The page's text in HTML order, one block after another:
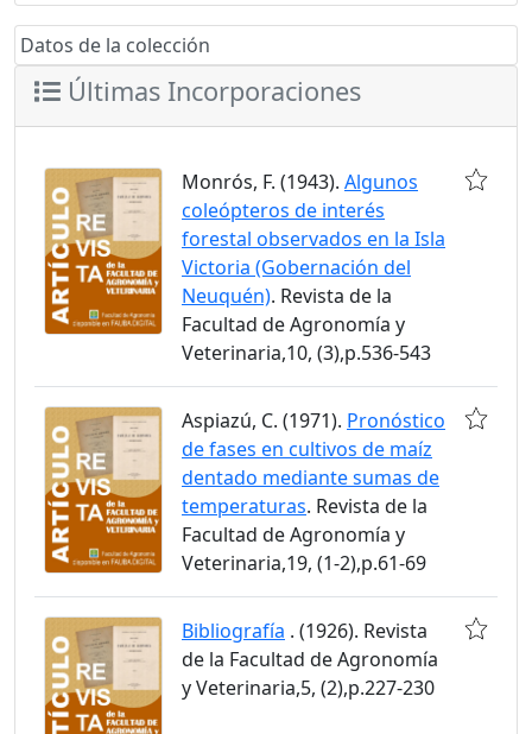
Datos de la colección
Últimas Incorporaciones
Monrós, F. (1943). Algunos
coleópteros de interés
forestal observados en la Isla
Victoria (Gobernación del
Neuquén). Revista de la
Facultad de Agronomía y
Veterinaria,10, (3),p.536-543
Aspiazú, C. (1971). Pronóstico
de fases en cultivos de maíz
dentado mediante sumas de
temperaturas. Revista de la
Facultad de Agronomía y
Veterinaria,19, (1-2),p.61-69
Bibliografía . (1926). Revista
de la Facultad de Agronomía
y Veterinaria,5, (2),p.227-230